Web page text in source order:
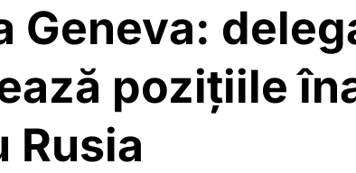
Geneva:
pozițiile
Rusia